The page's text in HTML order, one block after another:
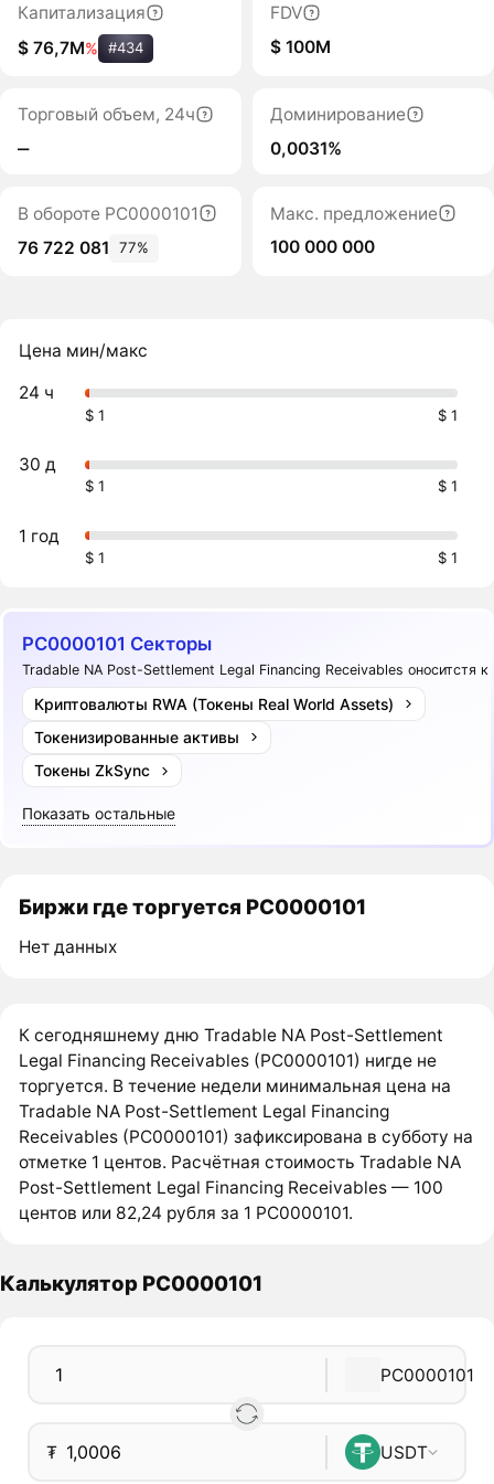
Капитализация
$ 76,7M% #434
FDV
$ 100M
Торговый объем, 24ч
‒
Доминирование
0,0031%
В обороте PC0000101
76 722 081
77%
Макс. предложение
100 000 000
Цена мин/макс
24 ч
$ 1 $ 1
30 д
$ 1 $ 1
1 год
$ 1 $ 1
PC0000101 Секторы
Tradable NA Post-Settlement Legal Financing Receivables оноситстя к
Криптовалюты RWA (Токены Real World Assets)
Токенизированные активы
Токены ZkSync
Показать остальные
Биржи где торгуется PC0000101
Нет данных
К сегодняшнему дню Tradable NA Post-Settlement
Legal Financing Receivables (PC0000101) нигде не
торгуется. В течение недели минимальная цена на
Tradable NA Post-Settlement Legal Financing
Receivables (PC0000101) зафиксирована в субботу на
отметке 1 центов. Расчётная стоимость Tradable NA
Post-Settlement Legal Financing Receivables — 100
центов или 82,24 рубля за 1 PC0000101.
Калькулятор PC0000101
PC0000101
₮ USDT